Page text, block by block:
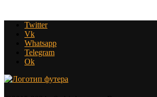
Twitter
Vk
Whatsapp
Telegram
Ok